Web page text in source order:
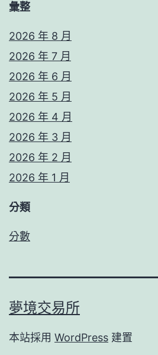
彙整
2026 年 8 月
2026 年 7 月
2026 年 6 月
2026 年 5 月
2026 年 4 月
2026 年 3 月
2026 年 2 月
2026 年 1 月
分類
分數
夢境交易所
本站採用 WordPress 建置